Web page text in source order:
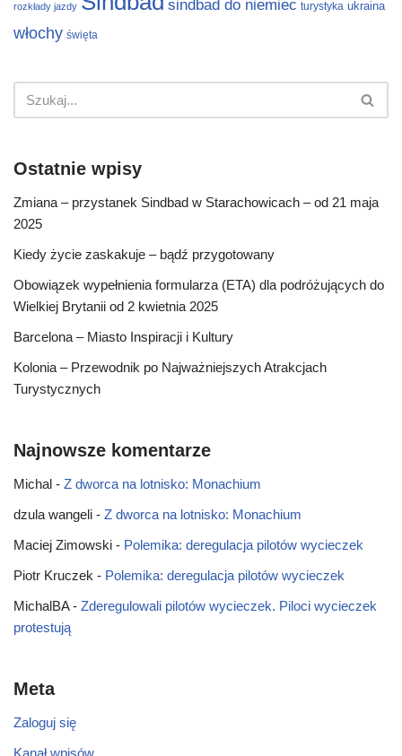
rozkłady jazdy sindbad do niemiec turystyka ukraina
włochy święta
Ostatnie wpisy
Zmiana – przystanek Sindbad w Starachowicach – od 21 maja
2025
Kiedy życie zaskakuje – bądź przygotowany
Obowiązek wypełnienia formularza (ETA) dla podróżujących do
Wielkiej Brytanii od 2 kwietnia 2025
Barcelona – Miasto Inspiracji i Kultury
Kolonia – Przewodnik po Najważniejszych Atrakcjach
Turystycznych
Najnowsze komentarze
Michal - Z dworca na lotnisko: Monachium
dzula wangeli - Z dworca na lotnisko: Monachium
Maciej Zimowski - Polemika: deregulacja pilotów wycieczek
Piotr Kruczek - Polemika: deregulacja pilotów wycieczek
MichalBA- Zderegulowali pilotów wycieczek. Piloci wycieczek
protestują
Meta
Zaloguj się